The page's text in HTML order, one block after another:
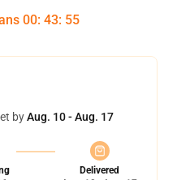
00: 43: 54
byAug. 10 - Aug. 17
Delivered